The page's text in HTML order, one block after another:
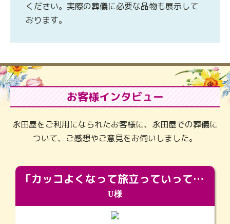
ください。実際の葬儀に必要な品物も展示して
おります。
お客様インタビュー
永田屋をご利用になられたお客様に、永田屋での葬儀に
ついて、ご感想やご意見をお伺いしました。
「カッコよくなって旅立っていってくれました（笑）もっとカッコいいって言ってあげればよかったな」
U様